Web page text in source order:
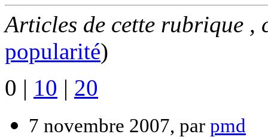
Articles de cette rubrique ,
popularité)
0 | 10 | 20
7 novembre 2007, par pmd